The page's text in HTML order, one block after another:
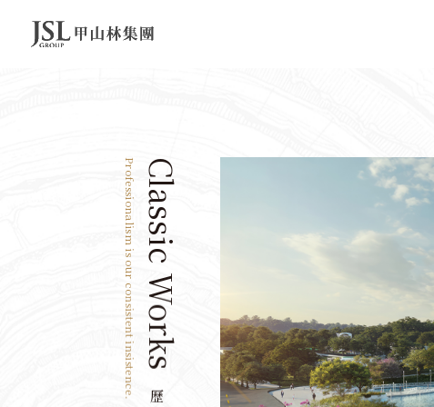
Professionalism is our consistent insistence.Classic Works